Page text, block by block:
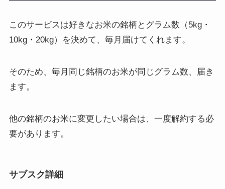
このサービスは好きなお米の銘柄とグラム数（5kg・
10kg・20kg）を決めて、毎月届けてくれます。
そのため、毎月同じ銘柄のお米が同じグラム数、届き
ます。
他の銘柄のお米に変更したい場合は、一度解約する必
要があります。
サブスク詳細